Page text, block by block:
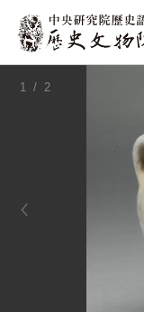
:::
1 / 2